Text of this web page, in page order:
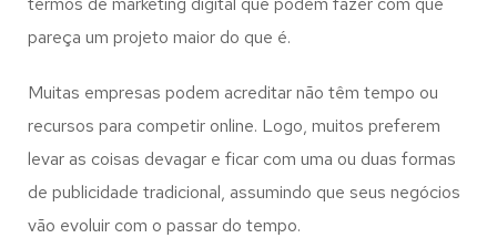
pareça um projeto maior do que é.
Muitas empresas podem acreditar não têm tempo ou
recursos para competir online. Logo, muitos preferem
levar as coisas devagar e ficar com uma ou duas formas
de publicidade tradicional, assumindo que seus negócios
vão evoluir com o passar do tempo.